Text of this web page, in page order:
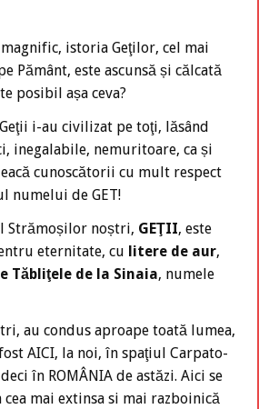
istoria Geţilor, cel mai
Pământ, este ascunsă și călcată
posibil așa ceva?
i-au civilizat pe toţi, lăsând
inegalabile, nemuritoare, ca și
cunoscătorii cu mult respect
numelui de GET!
Strămoșilor noștri, GEŢII, este
eternitate, cu litere de aur,
Tăbliţele de la Sinaia, numele
au condus aproape toată lumea,
AICI, la noi, în spaţiul Carpato-
în ROMÂNIA de astăzi. Aici se
mai extinsa si mai razboinică